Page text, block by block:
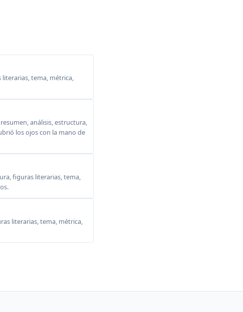
literarias, tema, métrica,
análisis, estructura,
los ojos con la mano de
figuras literarias, tema,
literarias, tema, métrica,